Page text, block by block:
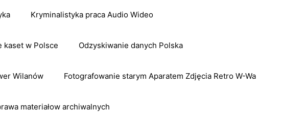
Kryminalistyka praca Audio Wideo
kaset w Polsce Odzyskiwanie danych Polska
Wilanów Fotografowanie starym Aparatem Zdjęcia Retro W-Wa
materiałow archiwalnych